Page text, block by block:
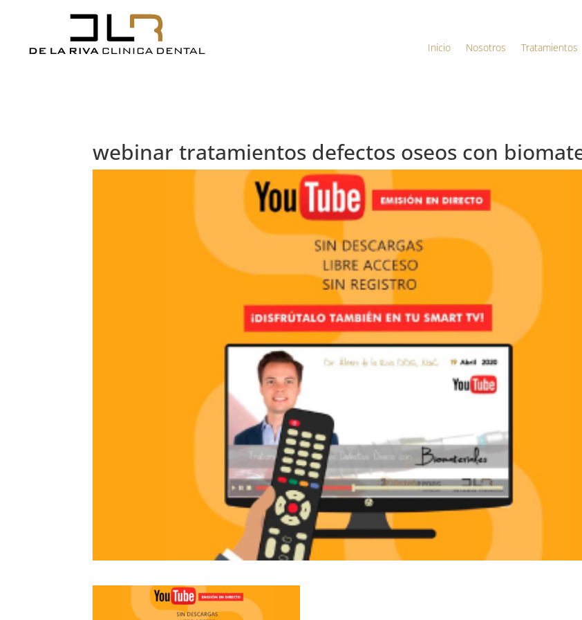
Inicio Nosotros Tratamientos
webinar tratamientos defectos oseos con